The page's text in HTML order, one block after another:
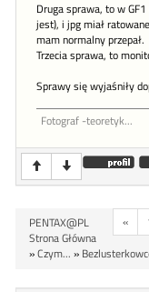
Druga sprawa, to w
jest), i jpg miał
mam normalny przepał.
Trzecia sprawa, to
Sprawy się wyjaśniły
Fotograf -teoretyk...
«
PENTAX@PL
Strona Główna
»Czym... »